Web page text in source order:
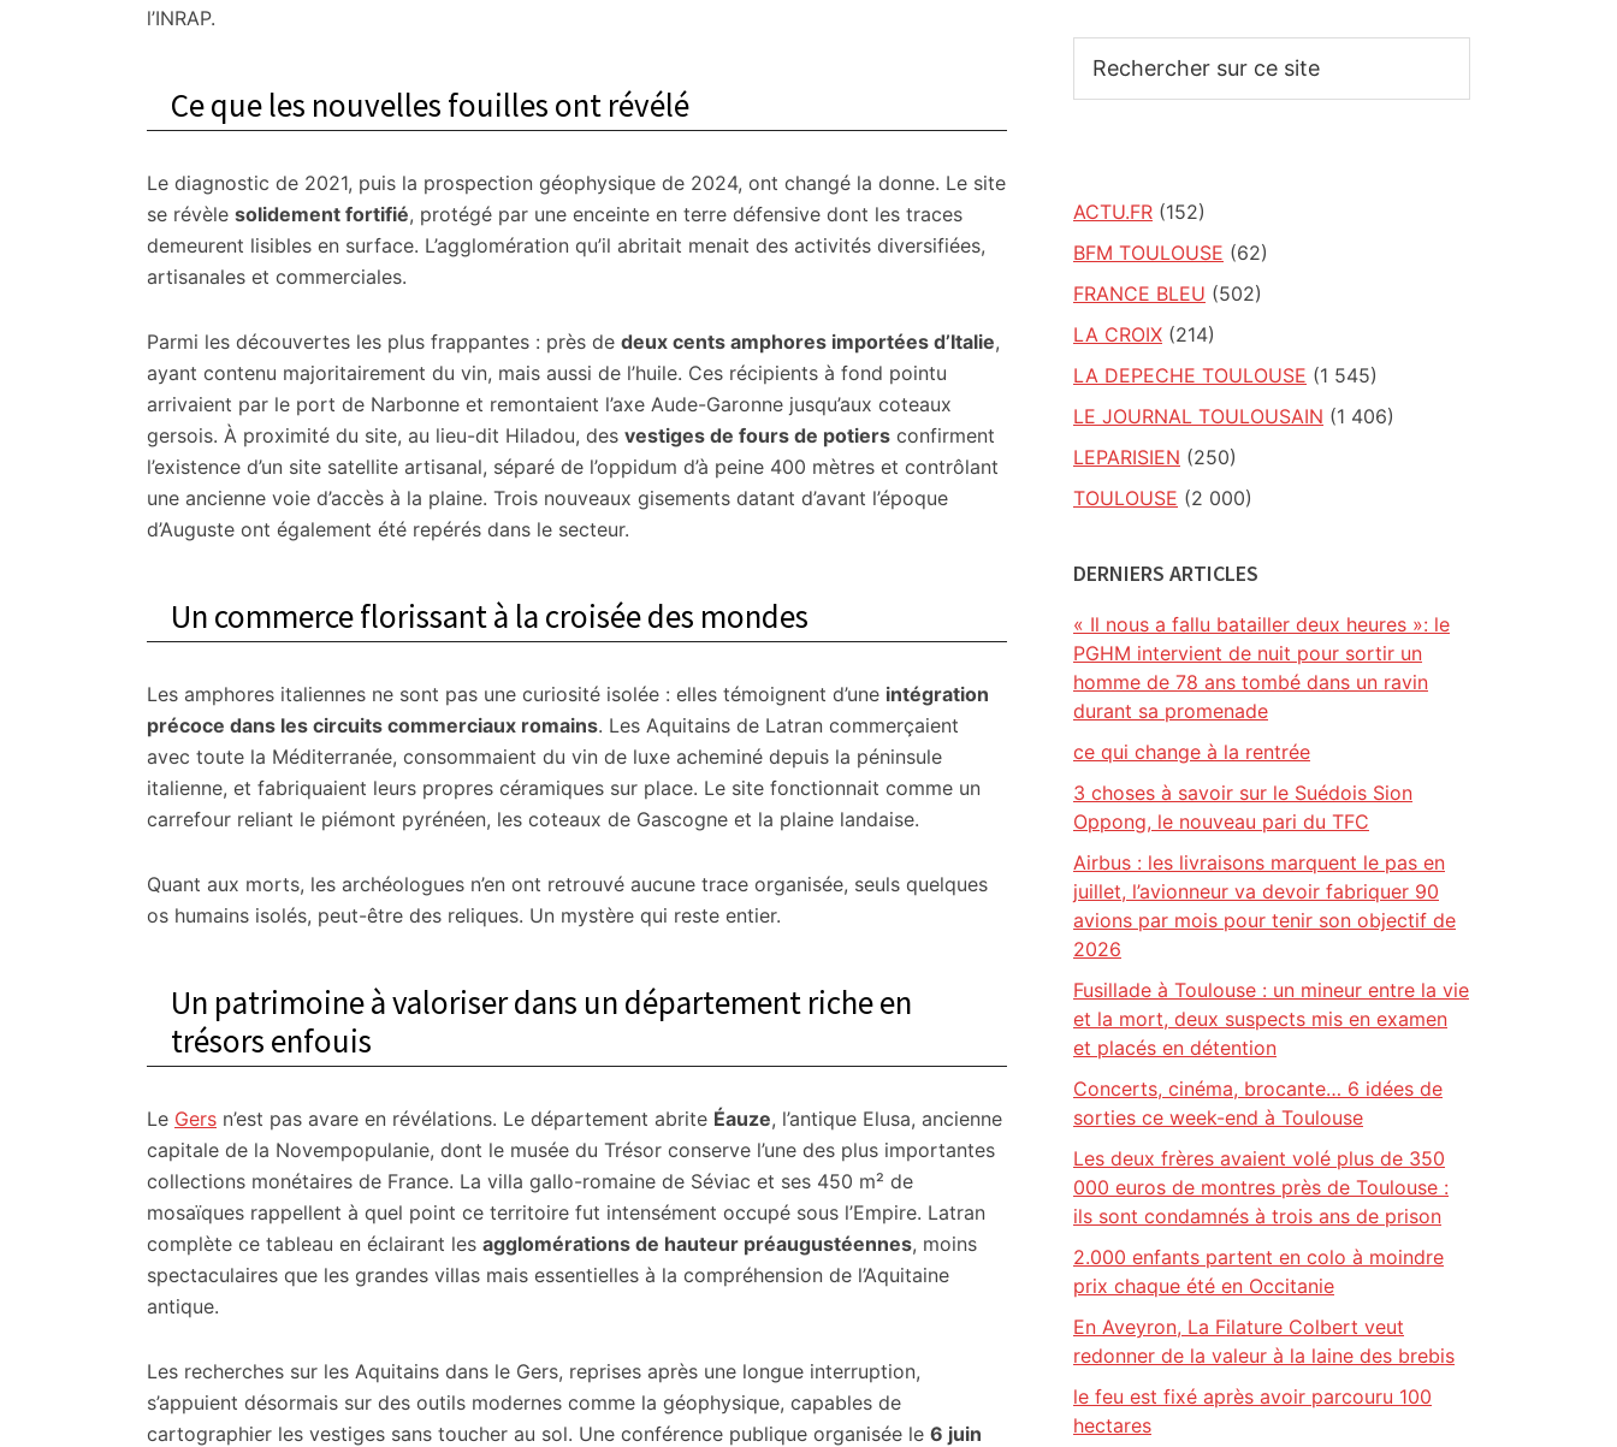
l’INRAP.
Ce que les nouvelles fouilles ont révélé
Le diagnostic de 2021, puis la prospection géophysique de 2024, ont changé la donne. Le site
se révèle solidement fortifié, protégé par une enceinte en terre défensive dont les traces
demeurent lisibles en surface. L’agglomération qu’il abritait menait des activités diversifiées,
artisanales et commerciales.
Parmi les découvertes les plus frappantes : près de deux cents amphores importées d’Italie,
ayant contenu majoritairement du vin, mais aussi de l’huile. Ces récipients à fond pointu
arrivaient par le port de Narbonne et remontaient l’axe Aude-Garonne jusqu’aux coteaux
gersois. À proximité du site, au lieu-dit Hiladou, des vestiges de fours de potiers confirment
l’existence d’un site satellite artisanal, séparé de l’oppidum d’à peine 400 mètres et contrôlant
une ancienne voie d’accès à la plaine. Trois nouveaux gisements datant d’avant l’époque
d’Auguste ont également été repérés dans le secteur.
Un commerce florissant à la croisée des mondes
Les amphores italiennes ne sont pas une curiosité isolée : elles témoignent d’une intégration
précoce dans les circuits commerciaux romains. Les Aquitains de Latran commerçaient
avec toute la Méditerranée, consommaient du vin de luxe acheminé depuis la péninsule
italienne, et fabriquaient leurs propres céramiques sur place. Le site fonctionnait comme un
carrefour reliant le piémont pyrénéen, les coteaux de Gascogne et la plaine landaise.
Quant aux morts, les archéologues n’en ont retrouvé aucune trace organisée, seuls quelques
os humains isolés, peut-être des reliques. Un mystère qui reste entier.
Un patrimoine à valoriser dans un département riche en
trésors enfouis
Le Gers n’est pas avare en révélations. Le département abrite Éauze, l’antique Elusa, ancienne
capitale de la Novempopulanie, dont le musée du Trésor conserve l’une des plus importantes
collections monétaires de France. La villa gallo-romaine de Séviac et ses 450 m² de
mosaïques rappellent à quel point ce territoire fut intensément occupé sous l’Empire. Latran
complète ce tableau en éclairant les agglomérations de hauteur préaugustéennes, moins
spectaculaires que les grandes villas mais essentielles à la compréhension de l’Aquitaine
antique.
Les recherches sur les Aquitains dans le Gers, reprises après une longue interruption,
s’appuient désormais sur des outils modernes comme la géophysique, capables de
cartographier les vestiges sans toucher au sol. Une conférence publique organisée le 6 juin
sur
ACTU.FR (152)
BFM TOULOUSE (62)
FRANCE BLEU (502)
LA CROIX (214)
LA DEPECHE TOULOUSE (1 545)
LE JOURNAL TOULOUSAIN (1 406)
LEPARISIEN (250)
TOULOUSE (2 000)
DERNIERS ARTICLES
« Il nous a fallu batailler deux heures »: le
PGHM intervient de nuit pour sortir un
homme de 78 ans tombé dans un ravin
durant sa promenade
ce qui change à la rentrée
3 choses à savoir sur le Suédois Sion
Oppong, le nouveau pari du TFC
Airbus : les livraisons marquent le pas en
juillet, l’avionneur va devoir fabriquer 90
avions par mois pour tenir son objectif de
2026
Fusillade à Toulouse : un mineur entre la vie
et la mort, deux suspects mis en examen
et placés en détention
Concerts, cinéma, brocante… 6 idées de
sorties ce week-end à Toulouse
Les deux frères avaient volé plus de 350
000 euros de montres près de Toulouse :
ils sont condamnés à trois ans de prison
2.000 enfants partent en colo à moindre
prix chaque été en Occitanie
En Aveyron, La Filature Colbert veut
redonner de la valeur à la laine des brebis
le feu est fixé après avoir parcouru 100
hectares